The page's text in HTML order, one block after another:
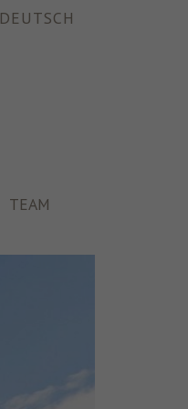
DEUTSCH
TEAM